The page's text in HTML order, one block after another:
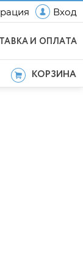
Вход
И ОПЛАТА
КОРЗИНА